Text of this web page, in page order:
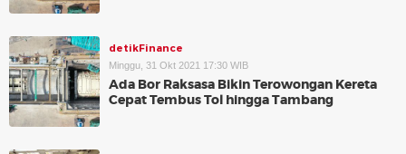
detikFinance
Minggu, 31 Okt 2021 17:30 WIB
Ada Bor Raksasa Bikin Terowongan Kereta
Cepat Tembus Tol hingga Tambang